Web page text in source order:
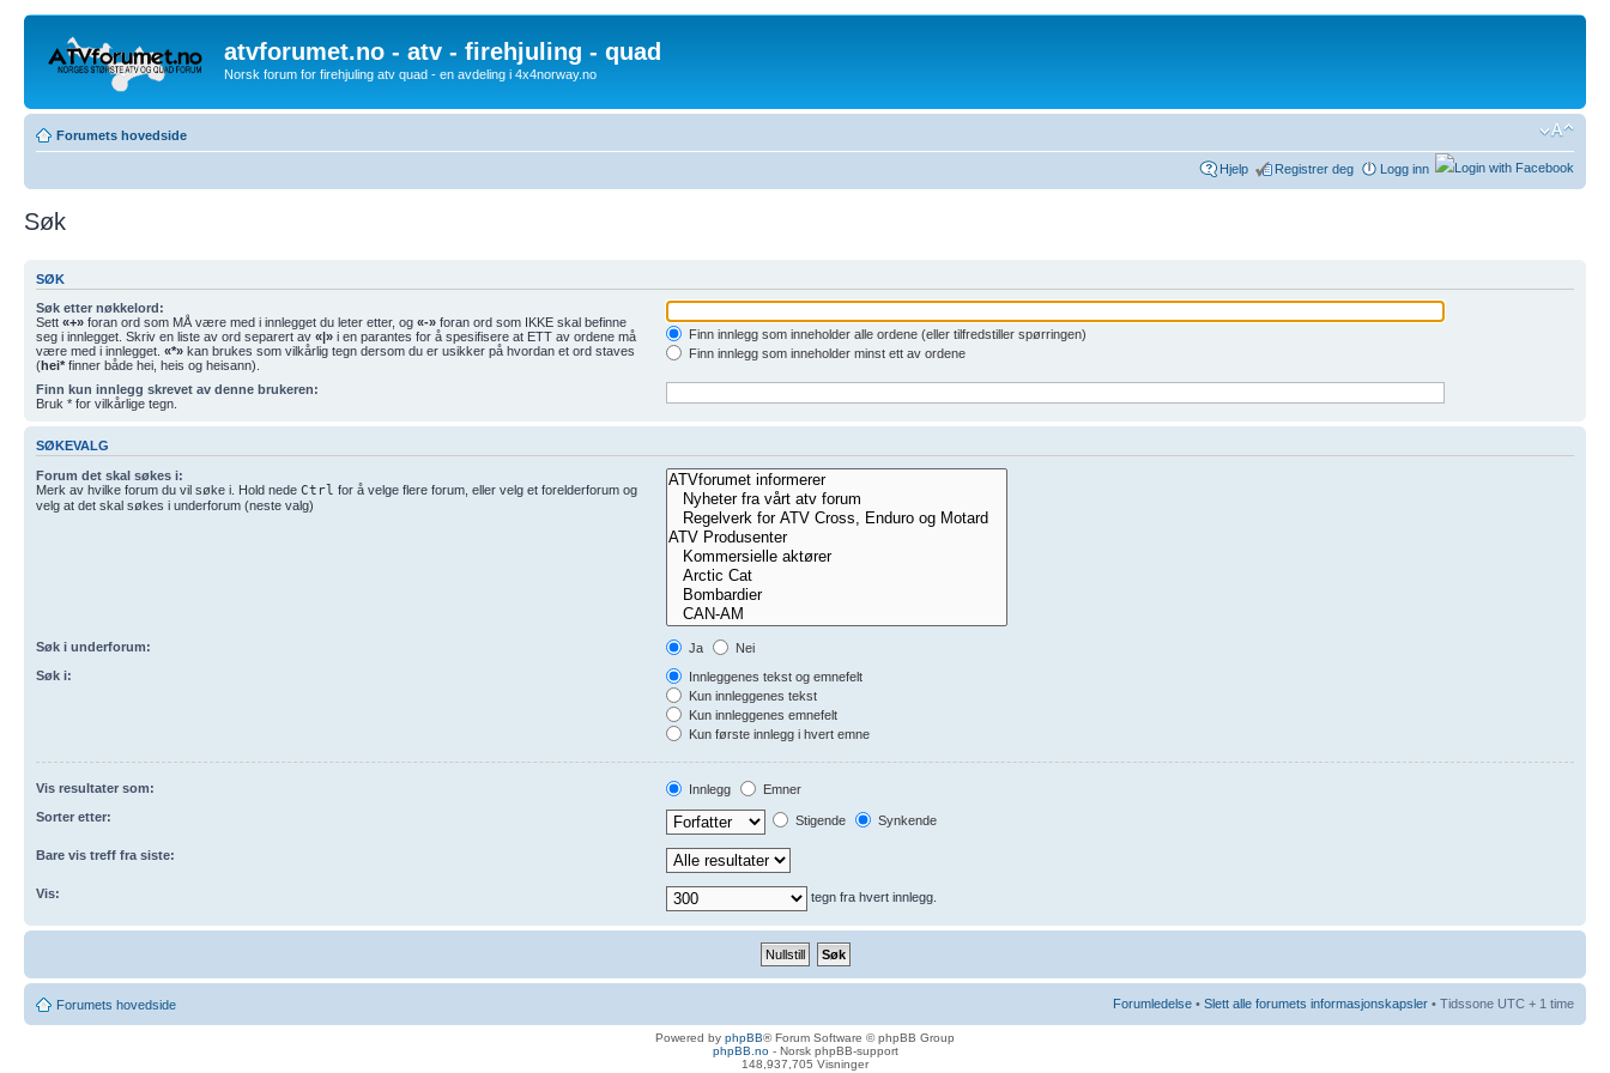
atvforumet.no - atv - firehjuling - quad
Norsk forum for firehjuling atv quad - en avdeling i 4x4norway.no
Forumets hovedside
Hjelp Registrer deg Logg inn
Søk
SØK
Søk etter nøkkelord:
Sett «+» foran ord som MÅ være med i innlegget du leter etter, og «-» foran ord som IKKE skal befinne
seg i innlegget. Skriv en liste av ord separert av «|» i en parantes for å spesifisere at ETT av ordene må
være med i innlegget. «*» kan brukes som vilkårlig tegn dersom du er usikker på hvordan et ord staves
(hei* finner både hei, heis og heisann).
Finn innlegg som inneholder alle ordene (eller tilfredstiller spørringen)
Finn innlegg som inneholder minst ett av ordene
Finn kun innlegg skrevet av denne brukeren:
Bruk * for vilkårlige tegn.
SØKEVALG
Forum det skal søkes i:
Merk av hvilke forum du vil søke i. Hold nede Ctrl for å velge flere forum, eller velg et forelderforum og
velg at det skal søkes i underforum (neste valg)
Søk i underforum: Ja
Nei
Søk i:
Innleggenes tekst og emnefelt
Kun innleggenes tekst
Kun innleggenes emnefelt
Kun første innlegg i hvert emne
Vis resultater som: Innlegg
Emner
Sorter etter:
Stigende Synkende
Bare vis treff fra siste:
Vis: tegn fra hvert innlegg.
Forumets hovedside Forumledelse • Slett alle forumets informasjonskapsler • Tidssone UTC + 1 time
Powered by phpBB® Forum Software © phpBB Group
phpBB.no- Norsk phpBB-support
148,937,705 Visninger